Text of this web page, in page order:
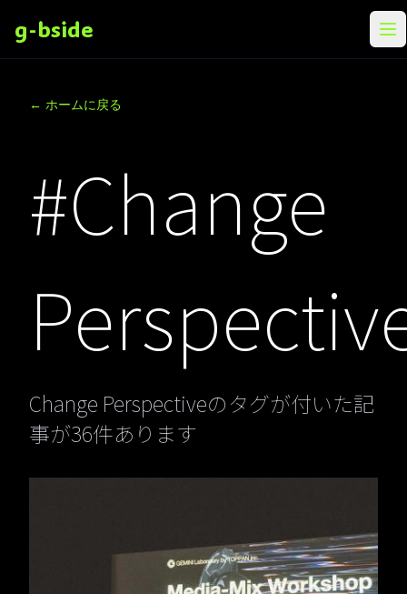
g-bside メ
← ホームに戻る
#Change
Change Perspectiveのタグが付いた記
事が36件あります